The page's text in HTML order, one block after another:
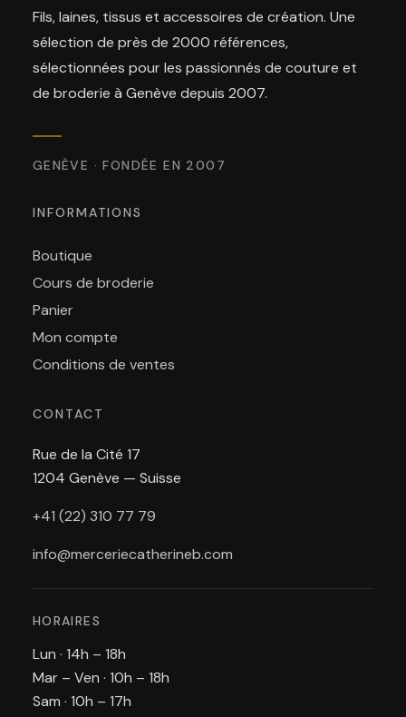
Fils, laines, tissus et accessoires de création. Une
sélection de près de 2000 références,
sélectionnées pour les passionnés de couture et
de broderie à Genève depuis 2007.
GENÈVE · FONDÉE EN 2007
INFORMATIONS
Boutique
Cours de broderie
Panier
Mon compte
Conditions de ventes
CONTACT
Rue de la Cité 17
1204 Genève — Suisse
+41 (22) 310 77 79
info@merceriecatherineb.com
HORAIRES
Lun · 14h – 18h
Mar – Ven · 10h – 18h
Sam · 10h – 17h